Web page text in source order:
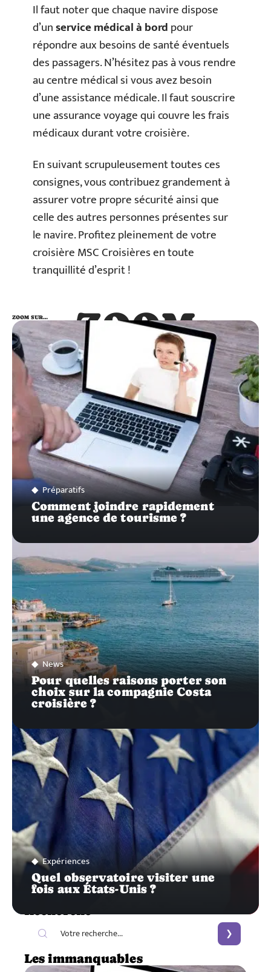
Il faut noter que chaque navire dispose
d’unservice médical à bordpour
répondre aux besoins de santé éventuels
des passagers. N’hésitez pas à vous rendre
au centre médical si vous avez besoin
d’une assistance médicale. Il faut souscrire
une assurance voyage qui couvre les frais
médicaux durant votre croisière.
En suivant scrupuleusement toutes ces
consignes, vous contribuez grandement à
assurer votre propre sécurité ainsi que
celle des autres personnes présentes sur
le navire. Profitez pleinement de votre
croisière MSC Croisières en toute
tranquillité d’esprit !
ZOOM
SUR…
ZOOM SUR…
Préparatifs
Comment joindre rapidement
une agence de tourisme ?
News
Pour quelles raisons porter son
choix sur la compagnie Costa
croisière ?
Expériences
Quel observatoire visiter une
fois aux États-Unis ?
Les immanquables